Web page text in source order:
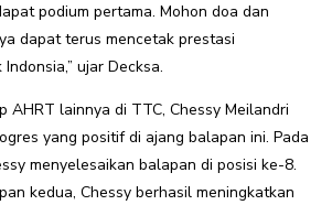
podium pertama. Mohon doa dan
dapat terus mencetak prestasi
ujar Decksa.
AHRT lainnya di TTC, Chessy Meilandri
yang positif di ajang balapan ini. Pada
menyelesaikan balapan di posisi ke-8.
kedua, Chessy berhasil meningkatkan